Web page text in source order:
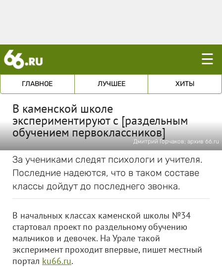
☰
ГЛАВНОЕ ЛУЧШЕЕ ХИТЫ
В каменской школе
экспериментируют с [раздельным
обучением первоклассников]
Дмитрий Горчаков; архив 66.ru
За учениками следят психологи и учителя.
Последние надеются, что в таком составе
классы дойдут до последнего звонка.
В начальных классах каменской школы №34
стартовал проект по раздельному обучению
мальчиков и девочек. На Урале такой
эксперимент проходит впервые, пишет местный
портал ku66.ru.